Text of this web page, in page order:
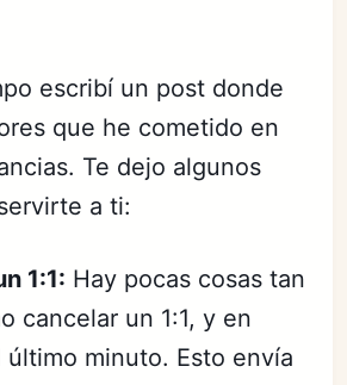
escribí un post donde
que he cometido en
Te dejo algunos
a ti:
1:1: Hay pocas cosas tan
cancelar un 1:1, y en
último minuto. Esto envía